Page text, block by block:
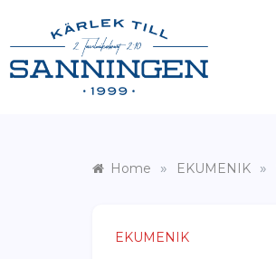
Home » EKUMENIK »
EKUMENIK